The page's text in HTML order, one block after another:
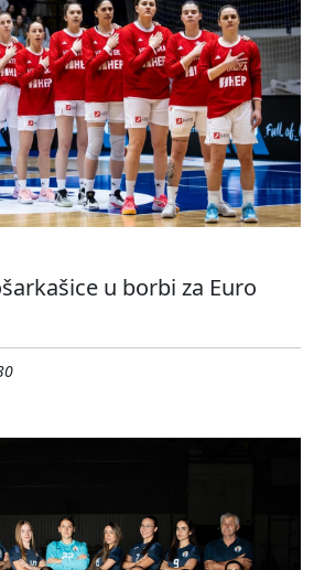
u borbi za Euro